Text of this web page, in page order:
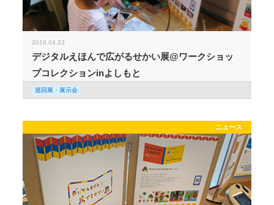
2019.04.23
デジタルえほんで広がるせかい展@ワークショッ
プコレクションinよしもと
巡回展・展示会
ニュース